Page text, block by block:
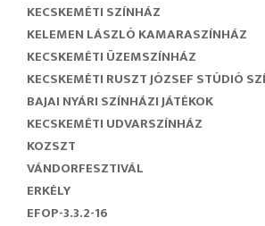
KECSKEMÉTI SZÍNHÁZ
KELEMEN LÁSZLÓ KAMARASZÍNHÁZ
KECSKEMÉTI ÜZEMSZÍNHÁZ
KECSKEMÉTI RUSZT JÓZSEF STÚDIÓ
BAJAI NYÁRI SZÍNHÁZI JÁTÉKOK
KECSKEMÉTI UDVARSZÍNHÁZ
KOZSZT
VÁNDORFESZTIVÁL
ERKÉLY
EFOP-3.3.2-16